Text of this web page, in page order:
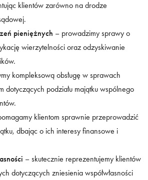
klientów zarówno na drodze
pieniężnych – prowadzimy sprawy o
wierzytelności oraz odzyskiwanie
kompleksową obsługę w sprawach
dotyczących podziału majątku wspólnego
klientom sprawnie przeprowadzić
dbając o ich interesy finansowe i
– skutecznie reprezentujemy klientów
dotyczących zniesienia współwłasności